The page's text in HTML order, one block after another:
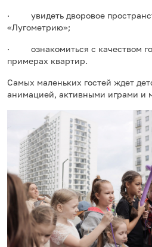
· увидеть дворовое
«Лугометрию»;
· ознакомиться с качеством
примерах квартир.
Самых маленьких гостей ждет
анимацией, активными играми и